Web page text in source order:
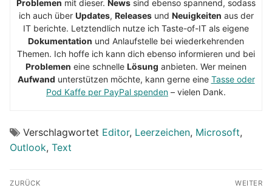
Problemen mit dieser. News sind ebenso spannend, sodass
ich auch über Updates, Releasesund Neuigkeiten aus der
IT berichte. Letztendlich nutze ich Taste-of-IT als eigene
Dokumentation und Anlaufstelle bei wiederkehrenden
Themen. Ich hoffe ich kann dich ebenso informieren und bei
Problemen eine schnelle Lösung anbieten. Wer meinen
Aufwand unterstützen möchte, kann gerne eine Tasse oder
Pod Kaffe per PayPal spenden – vielen Dank.
Verschlagwortet Editor, Leerzeichen, Microsoft,
Outlook, Text
Beitragsnavigation
ZURÜCK WEITER